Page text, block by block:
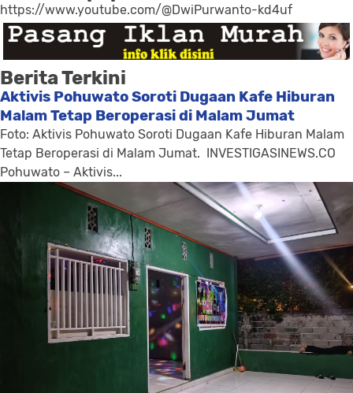
https://www.youtube.com/@DwiPurwanto-kd4uf
Berita Terkini
Aktivis Pohuwato Soroti Dugaan Kafe Hiburan
Malam Tetap Beroperasi di Malam Jumat
Foto: Aktivis Pohuwato Soroti Dugaan Kafe Hiburan Malam
Tetap Beroperasi di Malam Jumat. INVESTIGASINEWS.CO
Pohuwato – Aktivis...